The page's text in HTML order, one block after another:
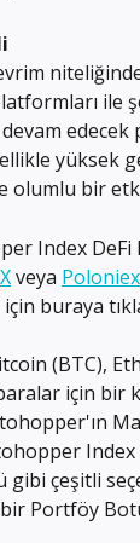
ile
edecek
yüksek
olumlu bir
Index DeFi
veya Poloniex
buraya
(BTC),
için bir
Index
çeşitli
Portföy